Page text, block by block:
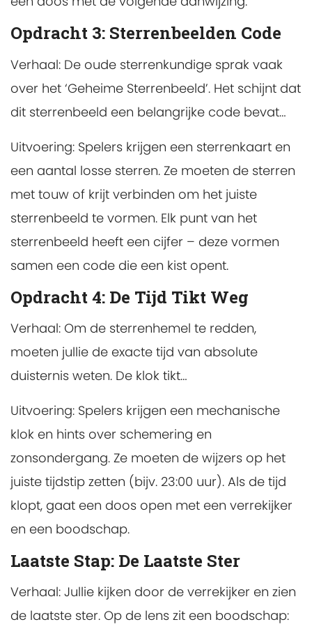
Opdracht 3: Sterrenbeelden Code
Verhaal: De oude sterrenkundige sprak vaak
over het ‘Geheime Sterrenbeeld’. Het schijnt dat
dit sterrenbeeld een belangrijke code bevat…
Uitvoering: Spelers krijgen een sterrenkaart en
een aantal losse sterren. Ze moeten de sterren
met touw of krijt verbinden om het juiste
sterrenbeeld te vormen. Elk punt van het
sterrenbeeld heeft een cijfer – deze vormen
samen een code die een kist opent.
Opdracht 4: De Tijd Tikt Weg
Verhaal: Om de sterrenhemel te redden,
moeten jullie de exacte tijd van absolute
duisternis weten. De klok tikt…
Uitvoering: Spelers krijgen een mechanische
klok en hints over schemering en
zonsondergang. Ze moeten de wijzers op het
juiste tijdstip zetten (bijv. 23:00 uur). Als de tijd
klopt, gaat een doos open met een verrekijker
en een boodschap.
Laatste Stap: De Laatste Ster
Verhaal: Jullie kijken door de verrekijker en zien
de laatste ster. Op de lens zit een boodschap: